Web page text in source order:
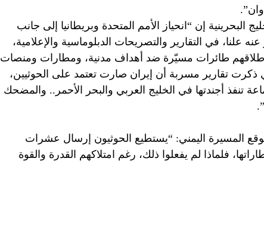
البحرينية إن “انحياز الأمم المتحدة وبريطانيا إلى جانب
علنا، في التقارير والتصريحات الدبلوماسية والإعلامية،
بإطلاقهم طائرات مسيّرة ضد أهداف مدنية، ومطارات ومنصات
تقارير مسربة أن إيران صارت تعتمد على الحوثيين،
تنفذ أجندتها في الخليج العربي والبحر الأحمر.. والمضحك
المسيرة اليمني: “يستطيع الحوثيون إرسال عشرات
فلماذا لم يفعلوا ذلك، رغم امتلاكهم القدرة والقوة